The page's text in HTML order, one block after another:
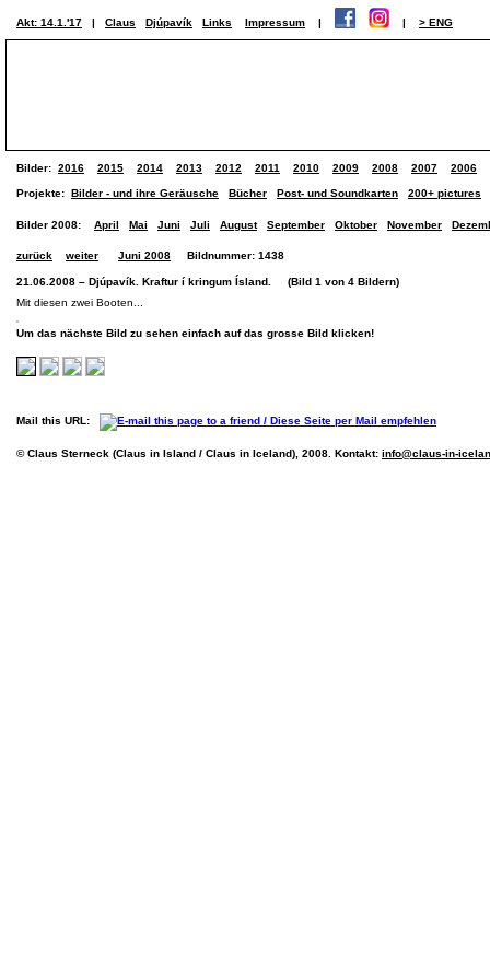
Akt: 14.1.'17 | Claus Djúpavík Links Impressum | | > ENG
Bilder: 2016 2015 2014 2013 2012 2011 2010 2009 2008 2007 2006
Projekte: Bilder - und ihre Geräusche Bücher Post- und Soundkarten 200+ pictures
Bilder 2008: April Mai Juni Juli August September Oktober November
zurück weiter Juni 2008 Bildnummer: 1438
21.06.2008 – Djúpavík. Kraftur í kringum Ísland. (Bild 1 von 4 Bildern)
Mit diesen zwei Booten...
Um das nächste Bild zu sehen einfach auf das grosse Bild klicken!
Mail this URL:
© Claus Sterneck (Claus in Island / Claus in Iceland), 2008. Kontakt: info@claus-in-